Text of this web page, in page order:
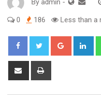
By admin -
0 186 Less than a
Google+
Share